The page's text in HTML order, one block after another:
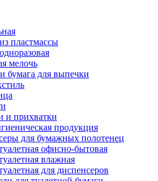
пластмассы
мелочь
бумага для выпечки
и прихватки
продукция
для бумажных полотенец
офисно-бытовая
влажная
для диспенсеров